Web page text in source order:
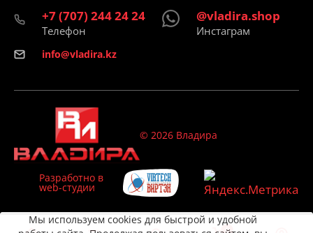
+7 (707) 244 24 24
Телефон
@vladira.shop
Инстаграм
info@vladira.kz
© 2026 Владира
Разработно в
web-студии
Мы используем cookies для быстрой и удобной
0